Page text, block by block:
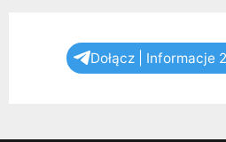
Dołącz | Informacje